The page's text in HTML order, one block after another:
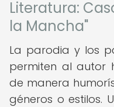
Literatura:
la Mancha"
La parodia y los
permiten al autor
de manera
géneros o estilos.